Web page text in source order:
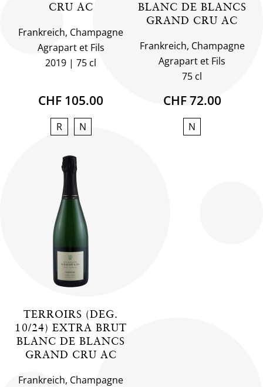
CRU AC
Frankreich, Champagne
Agrapart et Fils
2019
75 cl
CHF 105.00
R N
BLANC DE BLANCS
GRAND CRU AC
Frankreich, Champagne
Agrapart et Fils
75 cl
CHF 72.00
N
TERROIRS (DEG.
10/24) EXTRA BRUT
BLANC DE BLANCS
GRAND CRU AC
Frankreich, Champagne